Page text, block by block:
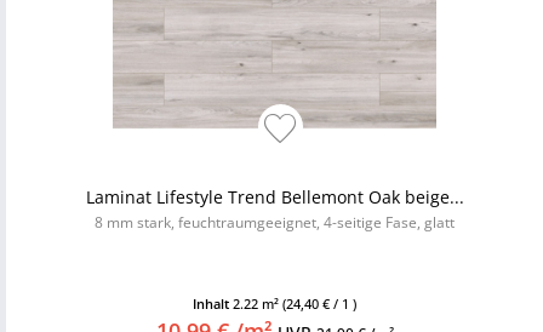
Laminat Lifestyle Trend Bellemont Oak beige...
8 mm stark, feuchtraumgeeignet, 4-seitige Fase, glatt
Inhalt 2.22 m² (24,40 € / 1 )